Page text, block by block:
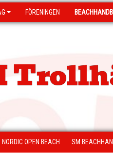
FÖRENINGEN
NORDIC OPEN BEACH SM